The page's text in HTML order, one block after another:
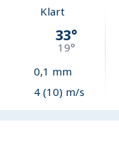
Klart
33°
19°
0,1 mm
4 (10) m/s